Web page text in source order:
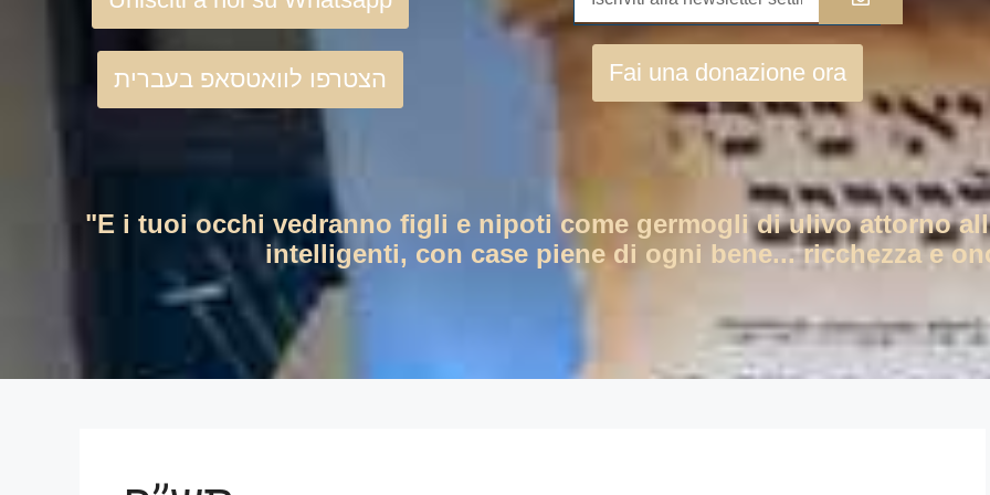
הצטרפו לוואטסאפ בעברית Fai una donazione ora
"E i tuoi occhi vedranno figli e nipoti come germogli di ulivo attorno
intelligenti, con case piene di ogni bene... ricchezza e